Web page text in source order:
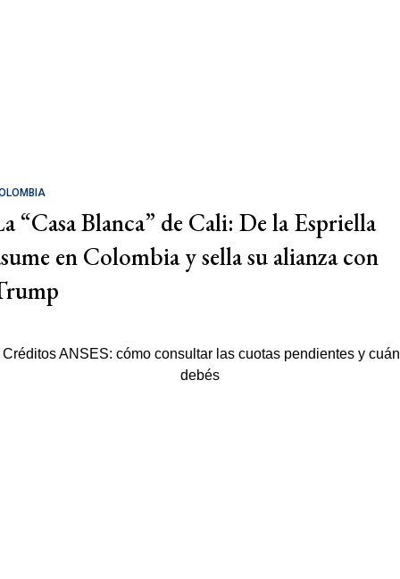
“Casa Blanca” de Cali: De la Espriella
en Colombia y sella su alianza con